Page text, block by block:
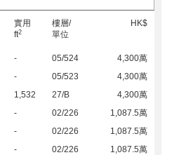
實用
ft2
樓層/
單位
HK$
- 05/524
4,300萬
- 05/523
4,300萬
1,532 27/B
4,300萬
- 02/226
1,087.5萬
- 02/226
1,087.5萬
- 02/226
1,087.5萬